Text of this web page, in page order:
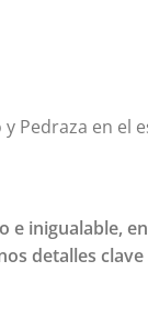
Pedraza en el
e inigualable,
detalles